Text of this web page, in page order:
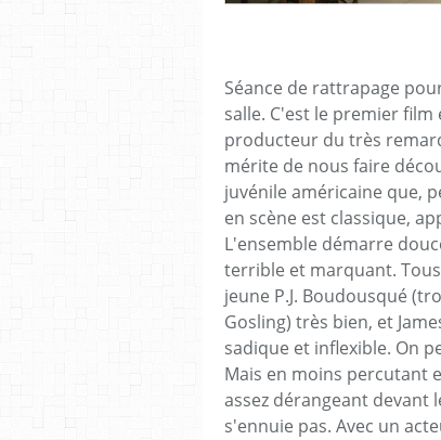
Séance de rattrapage
salle. C'est le premier
producteur du très
mérite de nous faire
juvénile américaine que,
en scène est classique,
L'ensemble démarre
terrible et marquant.
jeune P.J. Boudousqué
Gosling) très bien, et
sadique et inflexible. On
Mais en moins percutant
assez dérangeant devant
s'ennuie pas. Avec un